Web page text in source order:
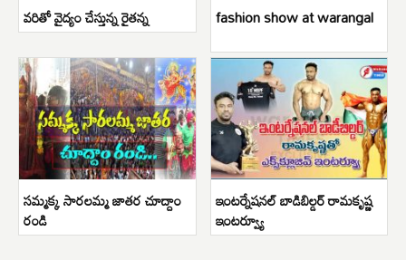
వరితో వైద్యం చేస్తున్న రైతన్న fashion show at warangal
సమ్మక్క సారలమ్మ జాతర చూద్దాం
రండి
ఇంటర్నేషనల్ బాడిబిల్డర్ రామకృష్ణ
ఇంటర్వ్యూ